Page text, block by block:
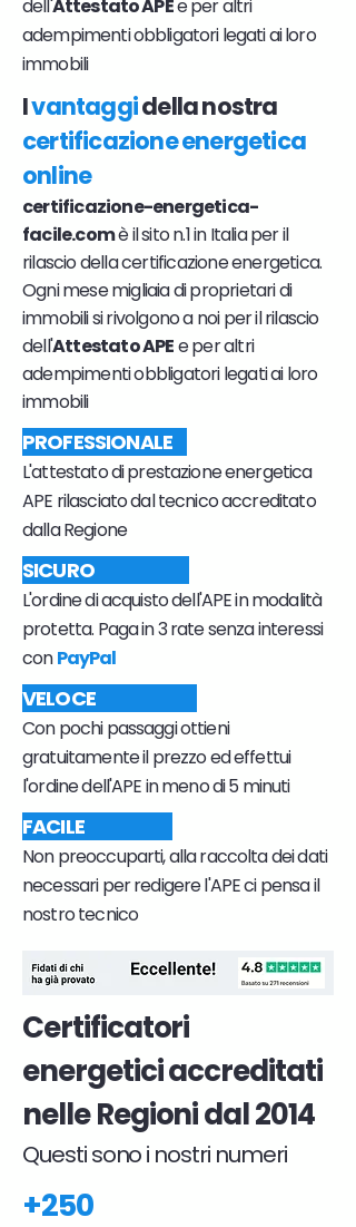
dell'Attestato APEe per altri
adempimenti obbligatori legati ai loro
immobili
Ivantaggidella nostra
certificazione energetica
online
certificazione-energetica-
facile.comè il sito n.1 in Italia per il
rilascio della certificazione energetica.
Ogni mese migliaia di proprietari di
immobili si rivolgono a noi per il rilascio
dell'Attestato APEe per altri
adempimenti obbligatori legati ai loro
immobili
PROFESSIONALE
L'attestato di prestazione energetica
APE rilasciato dal tecnico accreditato
dalla Regione
SICURO
L'ordine di acquisto dell'APE in modalità
protetta. Paga in 3 rate senza interessi
conPayPal
VELOCE
Con pochi passaggi ottieni
gratuitamente il prezzo ed effettui
l'ordine dell'APE in meno di 5 minuti
FACILE
Non preoccuparti, alla raccolta dei dati
necessari per redigere l'APE ci pensa il
nostro tecnico
Certificatori
energetici accreditati
nelle Regioni dal 2014
Questi sono i nostri numeri
+250